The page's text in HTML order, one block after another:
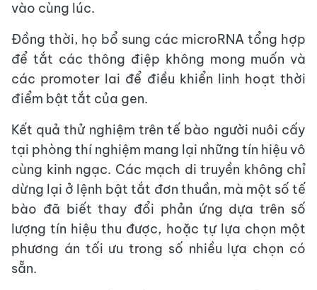
vào cùng lúc.
Đồng thời, họ bổ sung các microRNA tổng hợp
để tắt các thông điệp không mong muốn và
các promoter lai để điều khiển linh hoạt thời
điểm bật tắt của gen.
Kết quả thử nghiệm trên tế bào người nuôi cấy
tại phòng thí nghiệm mang lại những tín hiệu vô
cùng kinh ngạc. Các mạch di truyền không chỉ
dừng lại ở lệnh bật tắt đơn thuần, mà một số tế
bào đã biết thay đổi phản ứng dựa trên số
lượng tín hiệu thu được, hoặc tự lựa chọn một
phương án tối ưu trong số nhiều lựa chọn có
sẵn.